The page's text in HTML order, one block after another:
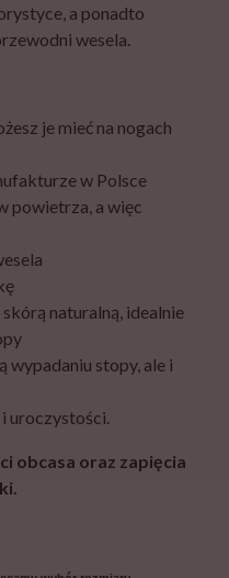
a ponadto
wesela.
je mieć na nogach
w Polsce
powietrza, a więc
naturalną, idealnie
wypadaniu stopy, ale i
uroczystości.
obcasa oraz zapięcia